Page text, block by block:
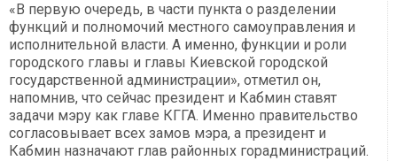
«В первую очередь, в части пункта о разделении
функций и полномочий местного самоуправления и
исполнительной власти. А именно, функции и роли
городского главы и главы Киевской городской
государственной администрации», отметил он,
напомнив, что сейчас президент и Кабмин ставят
задачи мэру как главе КГГА. Именно правительство
согласовывает всех замов мэра, а президент и
Кабмин назначают глав районных горадминистраций.